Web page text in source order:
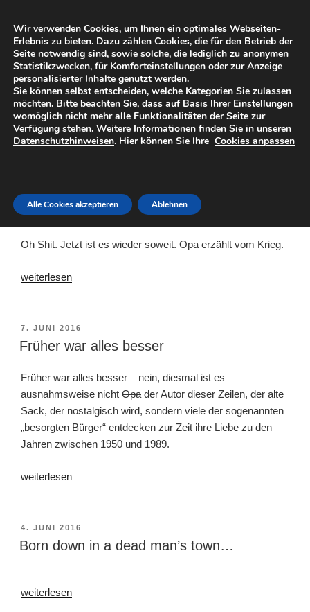
Inhalt
springen
DIESES INTERNET
Eine subjektive Sicht der Dinge
Menü
KATEGORIE:SONSTIGES
Alle mögliche. Zeugs halt
VERÖFFENTLICHT
AM
26. MAI 2021
Wieso wir alle viel mehr bloggen sollten
Oh Shit. Jetzt ist es wieder soweit. Opa erzählt vom Krieg.
„Wieso
viel
mehr
sollten“
weiterlesen
VERÖFFENTLICHT
AM
7. JUNI 2016
Früher war alles besser
Früher war alles besser – nein, diesmal ist es
ausnahmsweise nicht Opa der Autor dieser Zeilen, der alte
Sack, der nostalgisch wird, sondern viele der sogenannten
„besorgten Bürger“ entdecken zur Zeit ihre Liebe zu den
Jahren zwischen 1950 und 1989.
„Früher
besser“
weiterlesen
VERÖFFENTLICHT
AM
4. JUNI 2016
Born down in a dead man’s town…
„Born
weiterlesen
Wir verwenden Cookies, um Ihnen ein optimales Webseiten-
Erlebnis zu bieten. Dazu zählen Cookies, die für den Betrieb der
Seite notwendig sind, sowie solche, die lediglich zu anonymen
Statistikzwecken, für Komforteinstellungen oder zur Anzeige
personalisierter Inhalte genutzt werden.
Sie können selbst entscheiden, welche Kategorien Sie zulassen
möchten. Bitte beachten Sie, dass auf Basis Ihrer Einstellungen
womöglich nicht mehr alle Funktionalitäten der Seite zur
Verfügung stehen. Weitere Informationen finden Sie in unseren
Datenschutzhinweisen. Hier können Sie Ihre Cookies anpassen
Alle Cookies akzeptieren Ablehnen